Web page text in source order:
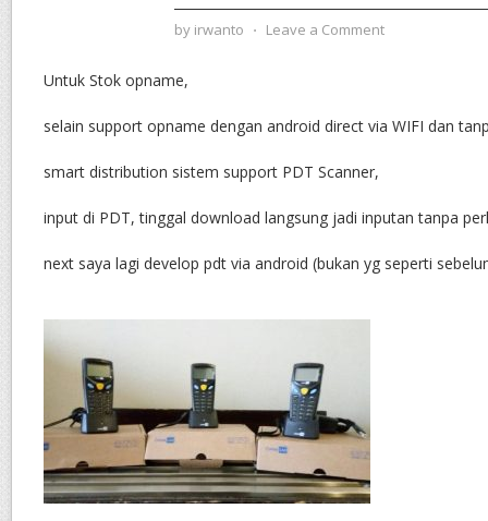
by irwanto ⋅ Leave a Comment
Untuk Stok opname,
selain support opname dengan android direct via WIFI dan
smart distribution sistem support PDT Scanner,
input di PDT, tinggal download langsung jadi inputan tanpa
next saya lagi develop pdt via android (bukan yg seperti